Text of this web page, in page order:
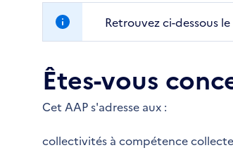
Retrouvez ci-dessous
Êtes-vous
Cet AAP s'adresse aux :
collectivités à compétence